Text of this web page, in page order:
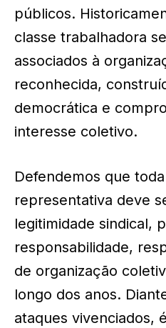
públicos.
classe trabalhadora
associados à
reconhecida,
democrática e
interesse coletivo.
Defendemos que
representativa deve
legitimidade sindical,
responsabilidade,
de organização
longo dos anos.
ataques vivenciados,